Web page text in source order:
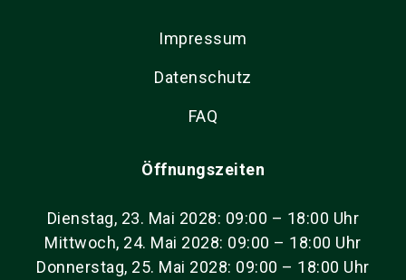
Impressum
Datenschutz
FAQ
Öffnungszeiten
Dienstag, 23. Mai 2028: 09:00 – 18:00 Uhr
Mittwoch, 24. Mai 2028: 09:00 – 18:00 Uhr
Donnerstag, 25. Mai 2028: 09:00 – 18:00 Uhr